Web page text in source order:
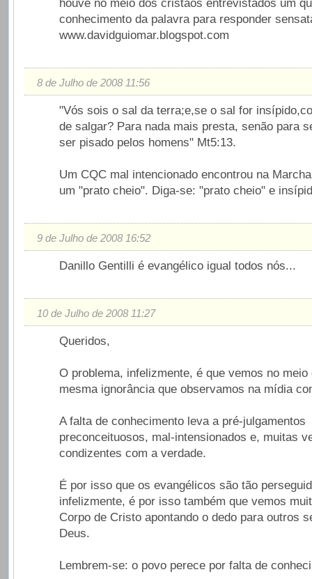
houve no meio dos cristãos entrevistados um
conhecimento da palavra para responder
www.davidguiomar.blogspot.com
8 de Julho de 2008 11:56
"Vós sois o sal da terra;e,se o sal for
de salgar? Para nada mais presta, senão para
ser pisado pelos homens" Mt5:13.
Um CQC mal intencionado encontrou na
um "prato cheio". Diga-se: "prato cheio" e
9 de Julho de 2008 16:52
Danillo Gentilli é evangélico igual todos nós...
10 de Julho de 2008 11:27
Queridos,
O problema, infelizmente, é que vemos no meio
mesma ignorância que observamos na mídia
A falta de conhecimento leva a pré-julgamentos
preconceituosos, mal-intensionados e, muitas
condizentes com a verdade.
É por isso que os evangélicos são tão
infelizmente, é por isso também que vemos
Corpo de Cristo apontando o dedo para outros
Deus.
Lembrem-se: o povo perece por falta de